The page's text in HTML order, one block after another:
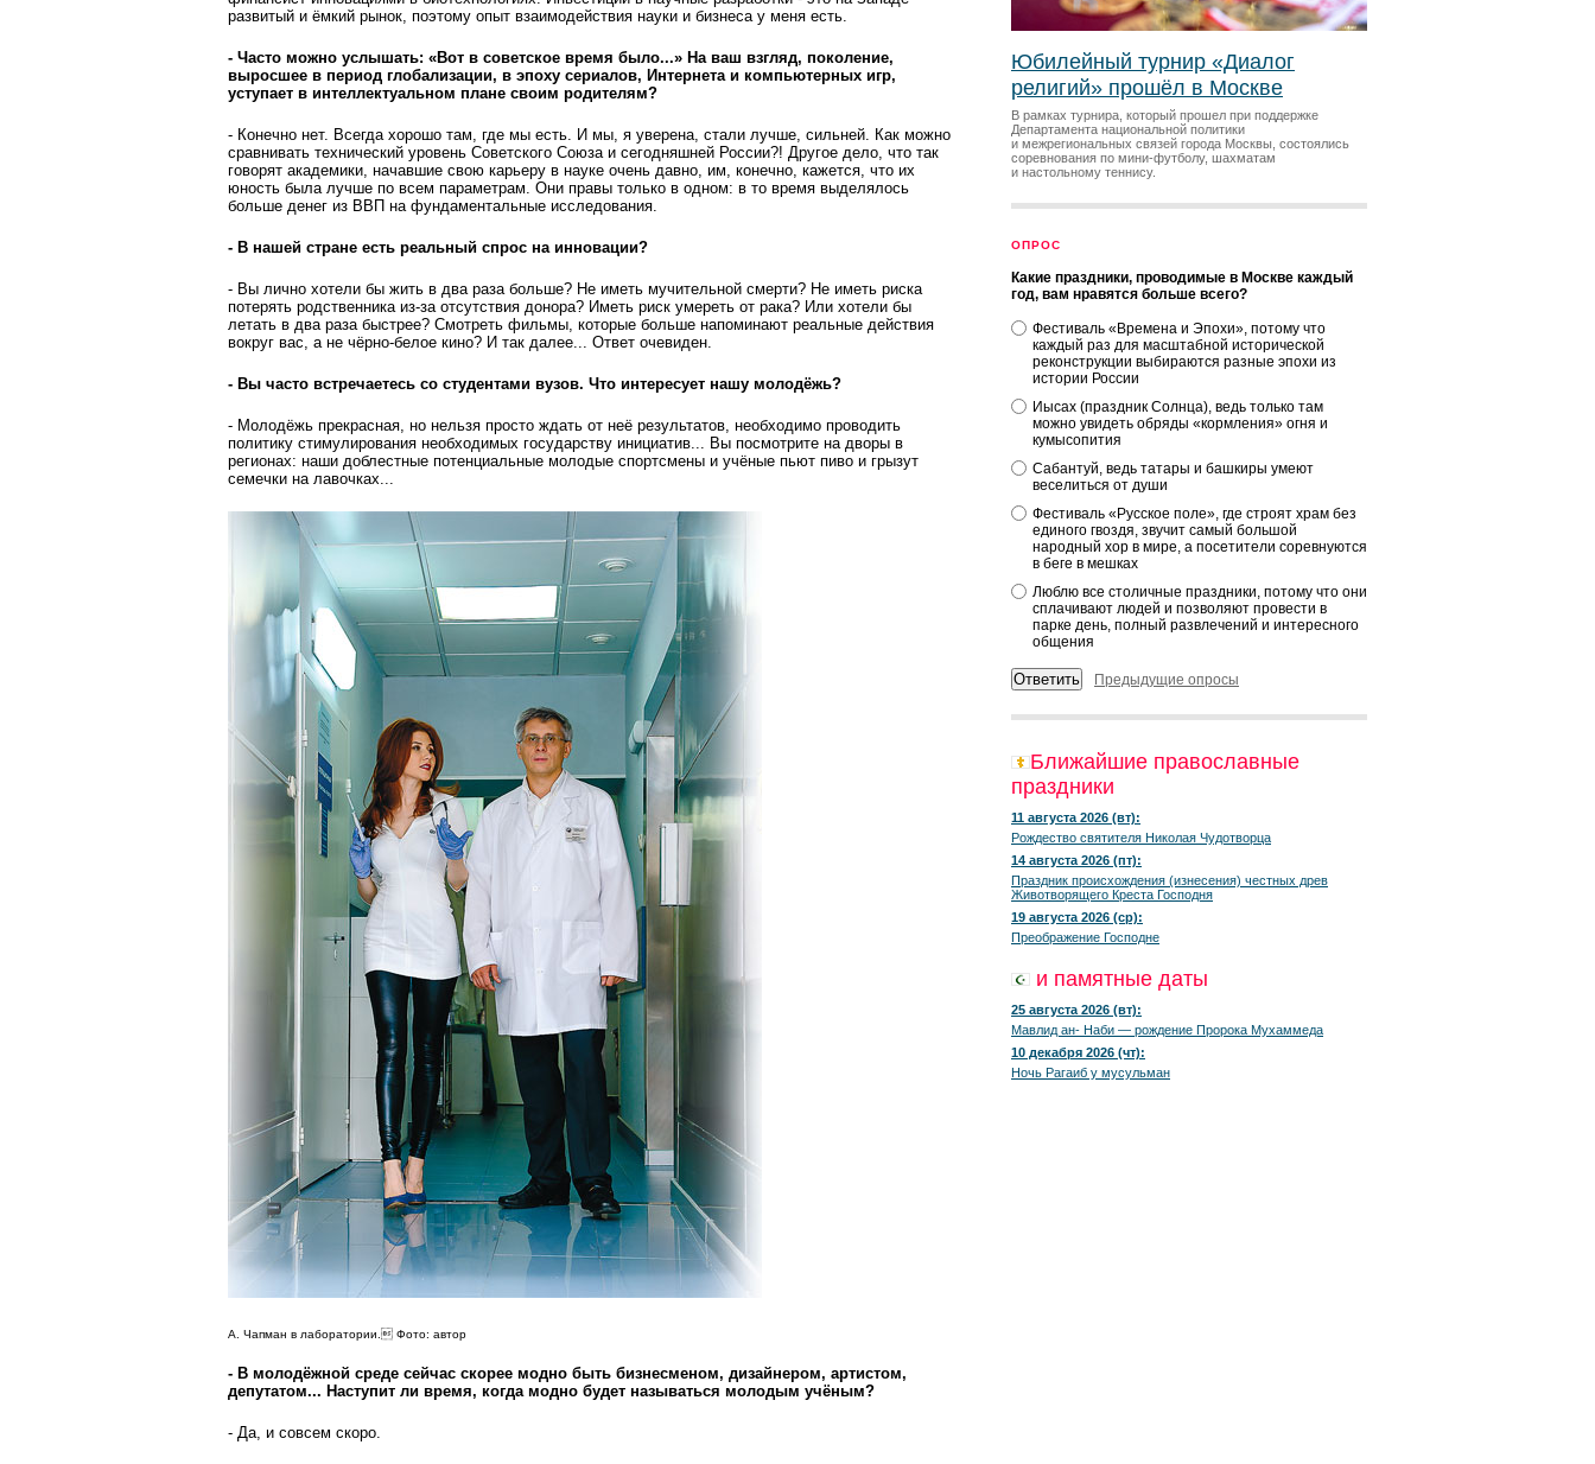
Юбилейный турнир «Диалог
религий» прошёл в Москве
В рамках турнира, который прошел при поддержке
Департамента национальной политики
и межрегиональных связей города Москвы, состоялись
соревнования по мини-футболу, шахматам
и настольному теннису.
ОПРОС
Какие праздники, проводимые в Москве каждый
год, вам нравятся больше всего?
Фестиваль «Времена и Эпохи», потому что
каждый раз для масштабной исторической
реконструкции выбираются разные эпохи из
истории России
Иысах (праздник Солнца), ведь только там
можно увидеть обряды «кормления» огня и
кумысопития
Сабантуй, ведь татары и башкиры умеют
веселиться от души
Фестиваль «Русское поле», где строят храм без
единого гвоздя, звучит самый большой
народный хор в мире, а посетители соревнуются
в беге в мешках
Люблю все столичные праздники, потому что они
сплачивают людей и позволяют провести в
парке день, полный развлечений и интересного
общения
Предыдущие опросы
Ближайшие православные
праздники
11 августа 2026 (вт):
Рождество святителя Николая Чудотворца
14 августа 2026 (пт):
Праздник происхождения (изнесения) честных древ
Животворящего Креста Господня
19 августа 2026 (ср):
Преображение Господне
и памятные даты
25 августа 2026 (вт):
Мавлид ан- Наби — рождение Пророка Мухаммеда
10 декабря 2026 (чт):
Ночь Рагаиб у мусульман
развитый и ёмкий рынок, поэтому опыт взаимодействия науки и бизнеса у меня есть.
- Часто можно услышать: «Вот в советское время было...» На ваш взгляд, поколение,
выросшее в период глобализации, в эпоху сериалов, Интернета и компьютерных игр,
уступает в интеллектуальном плане своим родителям?
- Конечно нет. Всегда хорошо там, где мы есть. И мы, я уверена, стали лучше, сильней. Как можно
сравнивать технический уровень Советского Союза и сегодняшней России?! Другое дело, что так
говорят академики, начавшие свою карьеру в науке очень давно, им, конечно, кажется, что их
юность была лучше по всем параметрам. Они правы только в одном: в то время выделялось
больше денег из ВВП на фундаментальные исследования.
- В нашей стране есть реальный спрос на инновации?
- Вы лично хотели бы жить в два раза больше? Не иметь мучительной смерти? Не иметь риска
потерять родственника из-за отсутствия донора? Иметь риск умереть от рака? Или хотели бы
летать в два раза быстрее? Смотреть фильмы, которые больше напоминают реальные действия
вокруг вас, а не чёрно-белое кино? И так далее... Ответ очевиден.
- Вы часто встречаетесь со студентами вузов. Что интересует нашу молодёжь?
- Молодёжь прекрасная, но нельзя просто ждать от неё результатов, необходимо проводить
политику стимулирования необходимых государству инициатив... Вы посмотрите на дворы в
регионах: наши доблест­ные потенциальные молодые спортсмены и учёные пьют пиво и грызут
семечки на лавочках...
А. Чапман в лаборатории. Фото: автор
- В молодёжной среде сейчас скорее модно быть бизнесменом, дизайнером, артистом,
депутатом... Наступит ли время, когда модно будет называться молодым учёным?
- Да, и совсем скоро.